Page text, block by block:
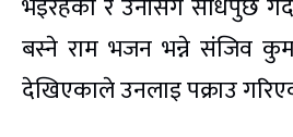
बस्ने राम भजन भन्ने संंजिव
देखिएकाले उनलाइ पक्राउ